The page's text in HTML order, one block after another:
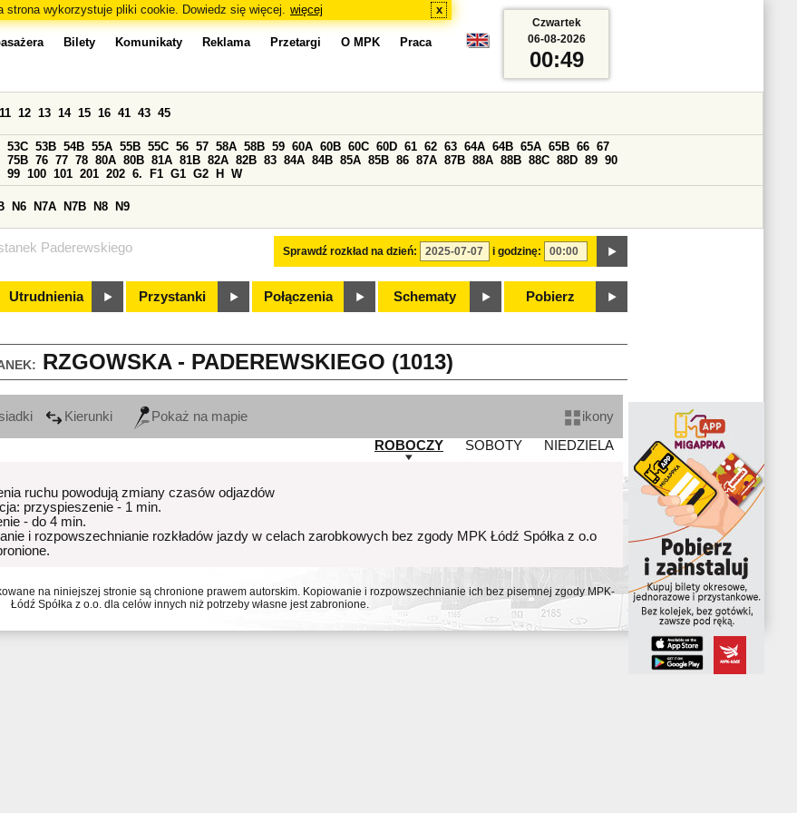
strona wykorzystuje pliki cookie. Dowiedz się więcej. więcej x
Paderewskiego
Bilety Komunikaty Reklama Przetargi O MPK Praca
Sprawdź rozkład na dzień: i godzinę:
11 12 13 14 15 16 41 43 45
53C 53B 54B 55A 55B 55C 56 57 58A 58B 59 60A 60B 60C 60D 61 62 63 64A 64B 65A 65B 66 67
75B 76 77 78 80A 80B 81A 81B 82A 82B 83 84A 84B 85A 85B 86 87A 87B 88A 88B 88C 88D 89 90
99 100 101 201 202 6. F1 G1 G2 H W
N6 N7A N7B N8 N9
Utrudnienia Przystanki Połączenia Schematy Pobierz
Czwartek
06-08-2026
00:49
RZGOWSKA - PADEREWSKIEGO (1013)
Kierunki Pokaż na mapie
ikony
ROBOCZY
SOBOTY NIEDZIELA
ruchu powodują zmiany czasów odjazdów
przyspieszenie - 1 min.
- do 4 min.
i rozpowszechnianie rozkładów jazdy w celach zarobkowych bez zgody MPK Łódź Spółka z o.o
na niniejszej stronie są chronione prawem autorskim. Kopiowanie i rozpowszechnianie ich bez pisemnej zgody MPK-
Łódź Spółka z o.o. dla celów innych niż potrzeby własne jest zabronione.